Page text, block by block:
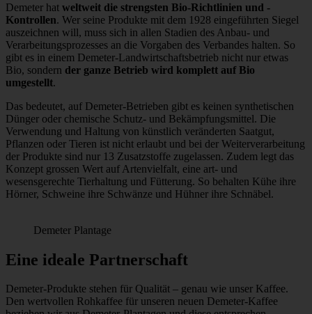
Demeter hat weltweit die strengsten Bio-Richtlinien und -
Kontrollen. Wer seine Produkte mit dem 1928 eingeführten Siegel
auszeichnen will, muss sich in allen Stadien des Anbau- und
Verarbeitungsprozesses an die Vorgaben des Verbandes halten. So
gibt es in einem Demeter-Landwirtschaftsbetrieb nicht nur etwas
Bio, sondern der ganze Betrieb wird komplett auf Bio
umgestellt.
Das bedeutet, auf Demeter-Betrieben gibt es keinen synthetischen
Dünger oder chemische Schutz- und Bekämpfungsmittel. Die
Verwendung und Haltung von künstlich veränderten Saatgut,
Pflanzen oder Tieren ist nicht erlaubt und bei der Weiterverarbeitung
der Produkte sind nur 13 Zusatzstoffe zugelassen. Zudem legt das
Konzept grossen Wert auf Artenvielfalt, eine art- und
wesensgerechte Tierhaltung und Fütterung. So behalten Kühe ihre
Hörner, Schweine ihre Schwänze und Hühner ihre Schnäbel.
Demeter Plantage
Eine ideale Partnerschaft
Demeter-Produkte stehen für Qualität – genau wie unser Kaffee.
Den wertvollen Rohkaffee für unseren neuen Demeter-Kaffee